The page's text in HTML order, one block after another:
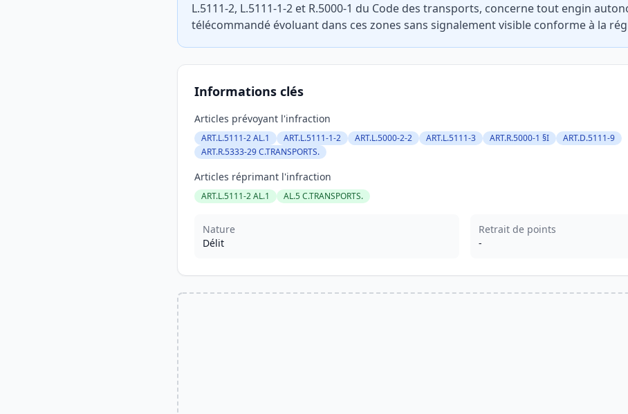
L.5111-2, L.5111-1-2 et R.5000-1 du Code des transports, concerne tout engin
télécommandé évoluant dans ces zones sans signalement visible conforme à la
Informations clés
Articles prévoyant l'infraction
ART.L.5111-2 AL.1 ART.L.5111-1-2 ART.L.5000-2-2 ART.L.5111-3 ART.R.5000-1 §I
ART.D.5111-9
ART.R.5333-29 C.TRANSPORTS.
Articles réprimant l'infraction
ART.L.5111-2 AL.1 AL.5 C.TRANSPORTS.
Nature
Délit
Retrait de points
-